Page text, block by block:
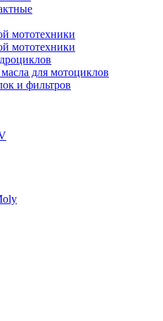
мототехники
мототехники
для мотоциклов
и фильтров